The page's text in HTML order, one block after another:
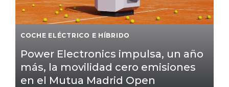
COCHE ELÉCTRICO E HÍBRIDO
Power Electronics impulsa, un año
más, la movilidad cero emisiones
en el Mutua Madrid Open